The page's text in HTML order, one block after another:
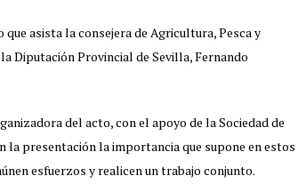
asista la consejera de Agricultura, Pesca y
Diputación Provincial de Sevilla, Fernando
del acto, con el apoyo de la Sociedad de
la presentación la importancia que supone en estos
esfuerzos y realicen un trabajo conjunto.